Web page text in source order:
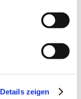
Details zeigen